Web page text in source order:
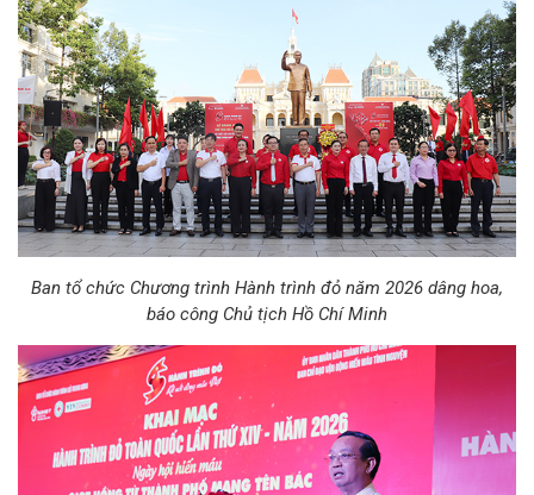
Ban tổ chức Chương trình Hành trình đỏ năm 2026 dâng hoa,
báo công Chủ tịch Hồ Chí Minh